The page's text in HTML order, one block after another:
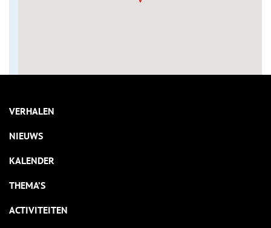
VERHALEN
NIEUWS
KALENDER
THEMA’S
ACTIVITEITEN